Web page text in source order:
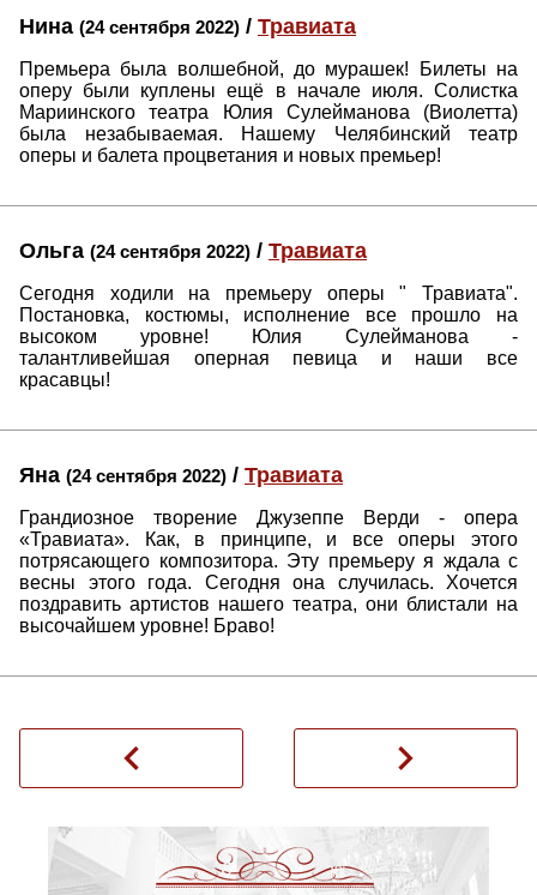
Нина (24 сентября 2022) / Травиата
Премьера была волшебной, до мурашек! Билеты на
оперу были куплены ещё в начале июля. Солистка
Мариинского театра Юлия Сулейманова (Виолетта)
была незабываемая. Нашему Челябинский театр
оперы и балета процветания и новых премьер!
Ольга (24 сентября 2022) / Травиата
Сегодня ходили на премьеру оперы " Травиата".
Постановка, костюмы, исполнение все прошло на
высоком уровне! Юлия Сулейманова -
талантливейшая оперная певица и наши все
красавцы!
Яна (24 сентября 2022) / Травиата
Грандиозное творение Джузеппе Верди - опера
«Травиата». Как, в принципе, и все оперы этого
потрясающего композитора. Эту премьеру я ждала с
весны этого года. Сегодня она случилась. Хочется
поздравить артистов нашего театра, они блистали на
высочайшем уровне! Браво!
navigate_before navigate_next